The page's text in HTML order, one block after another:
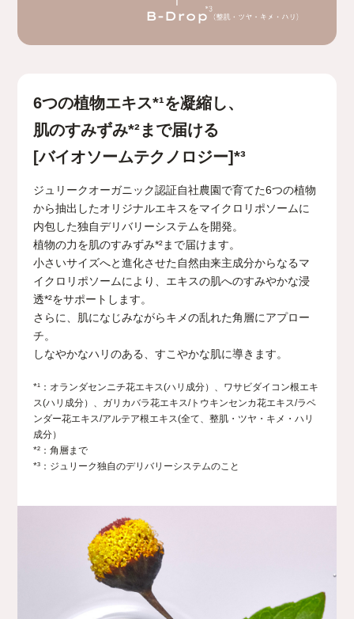
6つの植物エキス*¹を凝縮し、
肌のすみずみ*²まで届ける
[バイオソームテクノロジー]*³
ジュリークオーガニック認証自社農園で育てた6つの植物
から抽出したオリジナルエキスをマイクロリポソームに
内包した独自デリバリーシステムを開発。
植物の力を肌のすみずみ*²まで届けます。
小さいサイズへと進化させた自然由来主成分からなるマ
イクロリポソームにより、 エキスの肌へのすみやかな浸
透*²をサポートします。
さらに、肌になじみながらキメの乱れた角層にアプロー
チ。
しなやかなハリのある、すこやかな肌に導きます。
*¹：オランダセンニチ花エキス(ハリ成分）、ワサビダイコン根エキ
ス(ハリ成分）、ガリカバラ花エキス/トウキンセンカ花エキス/ラベ
ンダー花エキス/アルテア根エキス(全て、整肌・ツヤ・キメ・ハリ
成分）
*²：角層まで
*³：ジュリーク独自のデリバリーシステムのこと